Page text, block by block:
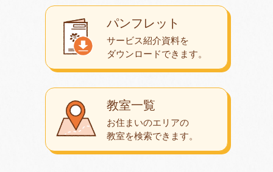
教室一覧
お住まいのエリアの
教室を検索できます。
パンフレット
サービス紹介資料を
ダウンロードできます。